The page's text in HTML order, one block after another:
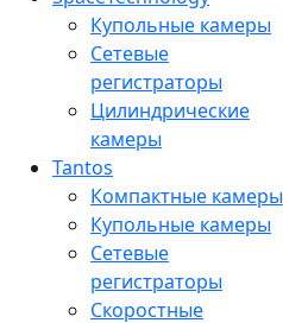
Купольные камеры
Сетевые
регистраторы
Цилиндрические
камеры
Tantos
Компактные камеры
Купольные камеры
Сетевые
регистраторы
Скоростные